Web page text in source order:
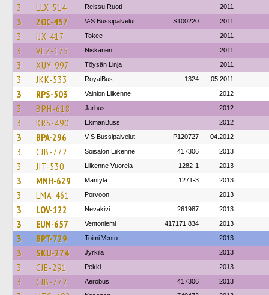
3 LLX-514 Reissu Ruoti 2011
3 ZOC-457 V-S Bussipalvelut S100220 2011
3 IJX-417 Tokee 2011
3 VEZ-175 Niskanen 2011
3 XUY-997 Töysän Linja 2011
3 JKK-533 RoyalBus 1324 05.2011
3 RPS-503 Vainion Liikenne 2012
3 BPH-618 Jarbus 2012
3 KRS-490 EkmanBuss 2012
3 BPA-296 V-S Bussipalvelut P120727 04.2012
3 CJB-772 Soisalon Liikenne 417306 2013
3 JIT-530 Liikenne Vuorela 1282-1 2013
3 MNH-629 Mäntylä 1271-3 2013
3 LMA-461 Porvoon 2013
3 LOV-122 Nevakivi 261987 2013
3 EUN-657 Ventoniemi 417171 834 2013
3 BPT-729 Toimi Vento 2013
3 SKU-274 Jyrkilä 2013
3 CJE-291 Pekki 2013
3 CJB-772 Aerobus 417306 2013